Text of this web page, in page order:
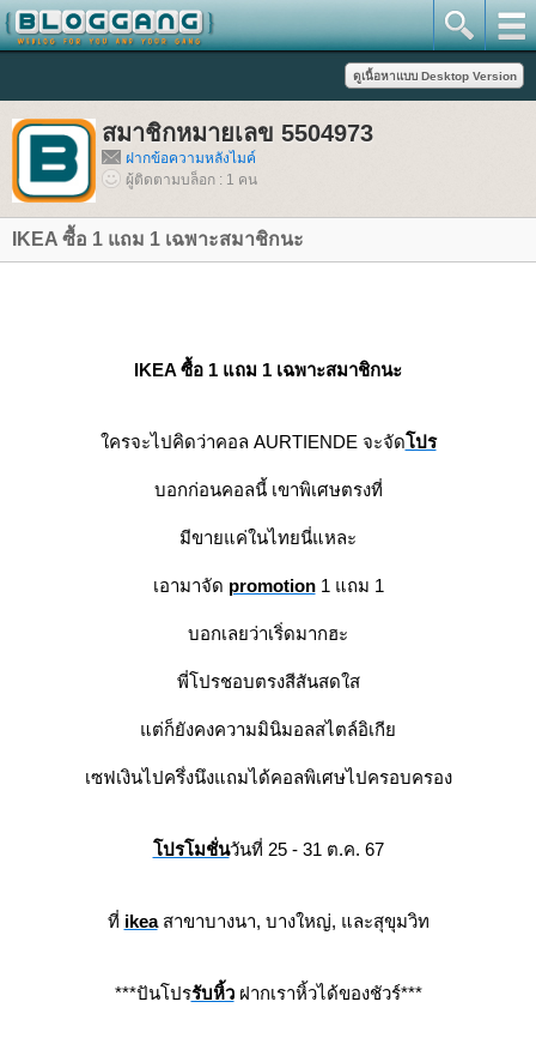
สมาชิกหมายเลข 5504973
ฝากข้อความหลังไมค์
ผู้ติดตามบล็อก : 1 คน
IKEA ซื้อ 1 แถม 1 เฉพาะสมาชิกนะ
IKEA ซื้อ 1 แถม 1 เฉพาะสมาชิกนะ
ครจะไปคิดว่าคอล AURTIENDE จะจัดปร
บอกก่อนคอลนี้ เขาพิเศษตรงที่
มีขายแค่ในไทยนี่แหละ
เอามาจัด promotion1 แถม 1
บอกเลยว่าเริ่ดมากฮะ
พี่โปรชอบตรงสีสันสดใส
ต่ก็ยังคงความมินิมอลสไตล์อิเกี
เซฟเงินไปครึ่งนึงแถมได้คอลพิเศษไปครอบครอง
ปรโมชั่นวันที่ 25 - 31 ต.ค. 67
ที่ ikeaสาขาบางนา, บางใหญ่, และสุขุมวิท
***ปันโปรรับหิ้วฝากเราหิ้วได้ของชัวร์***